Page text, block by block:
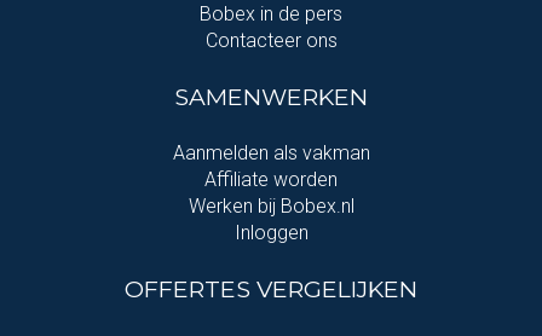
Bobex in de pers
Contacteer ons
SAMENWERKEN
Aanmelden als vakman
Affiliate worden
Werken bij Bobex.nl
Inloggen
OFFERTES VERGELIJKEN